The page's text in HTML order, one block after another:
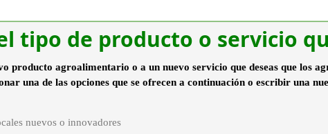
tipo de producto o servicio
producto agroalimentario o a un nuevo servicio que deseas que los
una de las opciones que se ofrecen a continuación o escribir una
nuevos o innovadores